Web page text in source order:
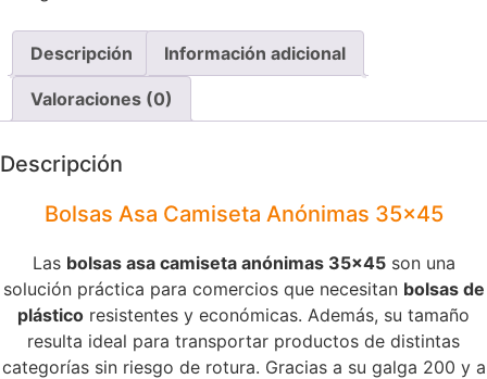
Descripción Información adicional
Valoraciones (0)
Descripción
Bolsas Asa Camiseta Anónimas 35×45
Las bolsas asa camiseta anónimas 35×45son una
solución práctica para comercios que necesitan bolsas de
plástico resistentes y económicas. Además, su tamaño
resulta ideal para transportar productos de distintas
categorías sin riesgo de rotura. Gracias a su galga 200 y a